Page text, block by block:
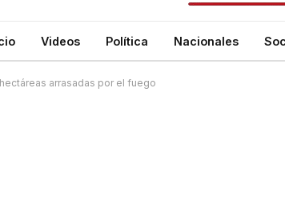
Videos Política Nacionales
arrasadas por el fuego